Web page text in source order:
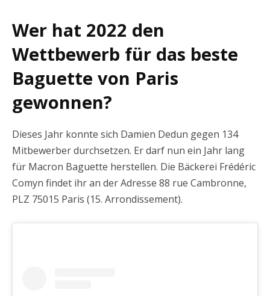
Wer hat 2022 den
Wettbewerb für das beste
Baguette von Paris
gewonnen?
Dieses Jahr konnte sich Damien Dedun gegen 134
Mitbewerber durchsetzen. Er darf nun ein Jahr lang
für Macron Baguette herstellen. Die Bäckerei Frédéric
Comyn findet ihr an der Adresse 88 rue Cambronne,
PLZ 75015 Paris (15. Arrondissement).